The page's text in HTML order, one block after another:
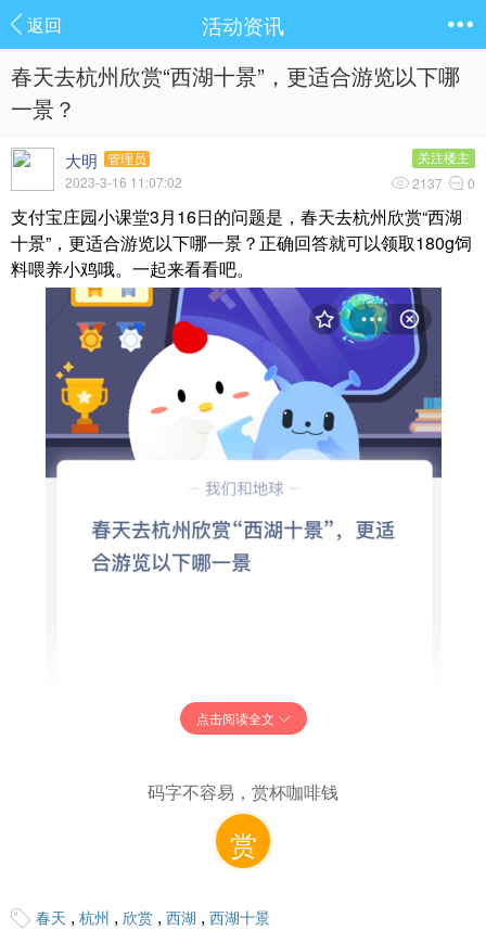
返回 活动资讯
春天去杭州欣赏“西湖十景”，更适合游览以下哪
一景？
大明 管理员
2023-3-16 11:07:02
关注楼主
2137 0
支付宝庄园小课堂3月16日的问题是，春天去杭州欣赏“西湖
十景”，更适合游览以下哪一景？正确回答就可以领取180g饲
料喂养小鸡哦。一起来看看吧。
点击阅读全文
码字不容易，赏杯咖啡钱
赏
春天 , 杭州 , 欣赏 , 西湖 , 西湖十景